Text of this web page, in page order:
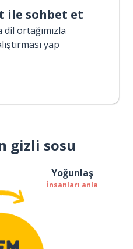
ile sohbet et
dil ortağımızla
yap
gizli sosu
Yoğunlaş
İnsanları anla